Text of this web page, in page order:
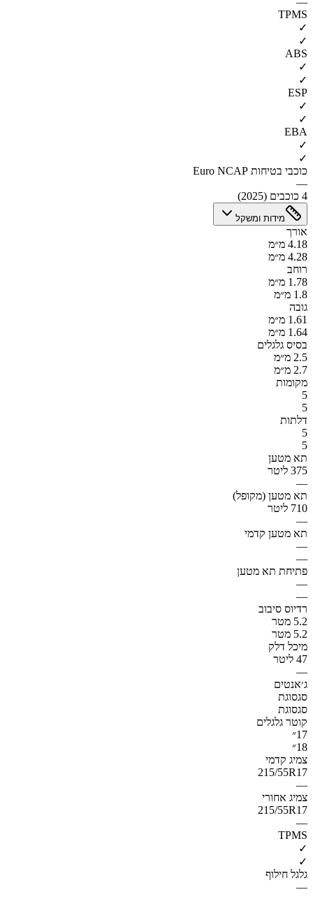
TPMS
✓
✓
ABS
✓
✓
ESP
✓
✓
EBA
✓
✓
כוכבי בטיחות Euro NCAP
—
4 כוכבים (2025)
מידות ומשקל
אורך
4.18 מ״מ
4.28 מ״מ
רוחב
1.78 מ״מ
1.8 מ״מ
גובה
1.61 מ״מ
1.64 מ״מ
בסיס גלגלים
2.5 מ״מ
2.7 מ״מ
מקומות
5
5
דלתות
5
5
תא מטען
375 ליטר
—
תא מטען (מקופל)
710 ליטר
—
תא מטען קדמי
—
—
פתיחת תא מטען
—
—
רדיוס סיבוב
5.2 מטר
5.2 מטר
מיכל דלק
47 ליטר
—
ג׳אנטים
סגסוגת
סגסוגת
קוטר גלגלים
17״
18״
צמיג קדמי
215/55R17
—
צמיג אחורי
215/55R17
—
TPMS
✓
✓
גלגל חילוף
—